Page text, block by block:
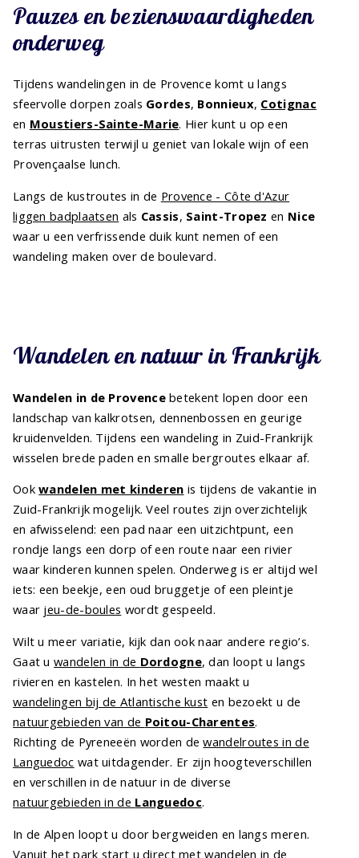
Pauzes en bezienswaardigheden
onderweg
Tijdens wandelingen in de Provence komt u langs
sfeervolle dorpen zoals Gordes, Bonnieux, Cotignac
en Moustiers-Sainte-Marie. Hier kunt u op een
terras uitrusten terwijl u geniet van lokale wijn of een
Provençaalse lunch.
Langs de kustroutes in de Provence - Côte d'Azur
liggen badplaatsen als Cassis, Saint-Tropez en Nice
waar u een verfrissende duik kunt nemen of een
wandeling maken over de boulevard.
Wandelen en natuur in Frankrijk
Wandelen in de Provencebetekent lopen door een
landschap van kalkrotsen, dennenbossen en geurige
kruidenvelden. Tijdens een wandeling in Zuid-Frankrijk
wisselen brede paden en smalle bergroutes elkaar af.
Ookwandelen met kinderen is tijdens de vakantie in
Zuid-Frankrijk mogelijk. Veel routes zijn overzichtelijk
en afwisselend: een pad naar een uitzichtpunt, een
rondje langs een dorp of een route naar een rivier
waar kinderen kunnen spelen. Onderweg is er altijd wel
iets: een beekje, een oud bruggetje of een pleintje
waar jeu-de-boules wordt gespeeld.
Wilt u meer variatie, kijk dan ook naar andere regio’s.
Gaat uwandelen in de Dordogne, dan loopt u langs
rivieren en kastelen. In het westen maakt u
wandelingen bij de Atlantische kust en bezoekt u de
natuurgebieden van de Poitou-Charentes.
Richting de Pyreneeën worden dewandelroutes in de
Languedoc wat uitdagender. Er zijn hoogteverschillen
en verschillen in de natuur in de diverse
natuurgebieden in de Languedoc.
In de Alpen loopt u door bergweiden en langs meren.
Vanuit het park start u direct metwandelen in de